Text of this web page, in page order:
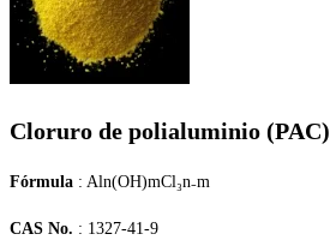
Cloruro de polialuminio (PAC)
Fórmula : Aln(OH)mCl₃n₋m
CAS No. : 1327-41-9